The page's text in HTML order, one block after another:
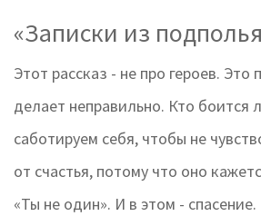
«Записки из
Этот рассказ - не про героев.
делает неправильно. Кто боится
саботируем себя, чтобы не
от счастья, потому что оно
«Ты не один». И в этом -